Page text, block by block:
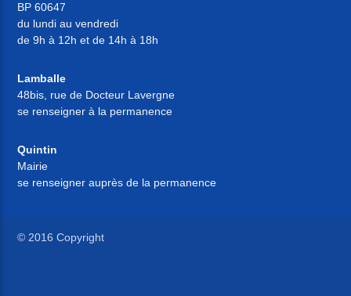
BP 60647
du lundi au vendredi
de 9h à 12h et de 14h à 18h
Lamballe
48bis, rue de Docteur Lavergne
se renseigner à la permanence
Quintin
Mairie
se renseigner auprès de la permanence
© 2016 Copyright